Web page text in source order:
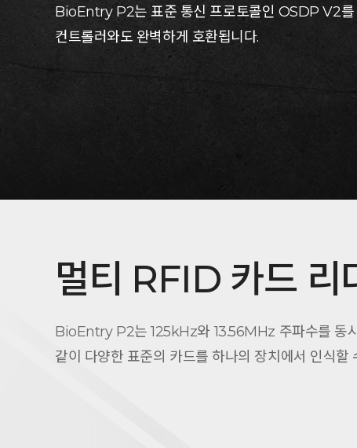
BioEntry P2는 표준 통신 프로토콜인 OSDP V2를
컨트롤러와도 완벽하게 호환됩니다.
멀티 RFID 카드 리
BioEntry P2는 125kHz와 13.56MHz 주파수를 동
같이 다양한 표준의 카드를 하나의 장치에서 인식할